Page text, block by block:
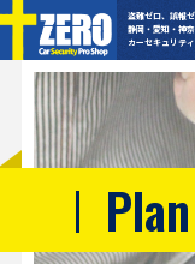
盗難ゼロ、誤報
静岡・愛知・神
カーセキュリテ
Plan